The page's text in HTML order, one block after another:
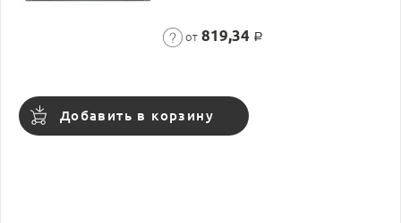
от 819,34 Р
Добавить в корзину